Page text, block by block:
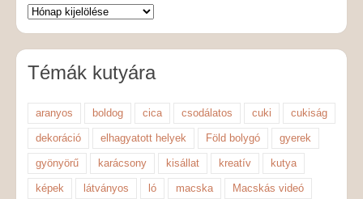
Témák kutyára
aranyos boldog cica csodálatos cuki cukiság
dekoráció elhagyatott helyek Föld bolygó gyerek
gyönyörű karácsony kisállat kreatív kutya
képek látványos ló macska Macskás videó